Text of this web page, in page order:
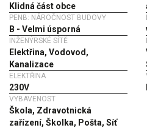
Klidná část obce
PENB: NÁROČNOST BUDOVY
B - Velmi úsporná
INŽENÝRSKÉ SÍTĚ
Elektřina, Vodovod,
Kanalizace
ELEKTŘINA
230V
VYBAVENOST
Škola, Zdravotnická
zařízení, Školka, Pošta, Síť